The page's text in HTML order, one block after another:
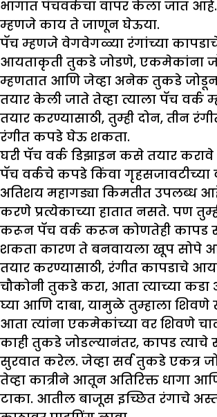
भागात पॅचवर्कचा वापर केला जात
म्हणजे काय ते जाणून घेऊया.
पॅच म्हणजे वेगवेगळ्या रंगांच्या
आयताकृती तुकडे जोडणे, एकमेकांना
म्हणतात आणि जेव्हा अनेक तुकडे जोडून
तयार केली जाते तेव्हा त्याला पॅच वर्क
तयार करण्यासाठी, तुम्ही दोन, तीन
रंगीत कपडे घेऊ शकता.
घरी पॅच वर्क डिझाइन कसे तयार करावे
पॅच वर्कचे कपडे किंवा गृहसजावटीच्या
अतिशय महागड्या किमतीत उपलब्ध
करणे प्रत्येकाच्या हातात नसते. पण
करून पॅच वर्क करून कोणतेही कापड
शकता कारण ते बनवायला खूप सोपे
तयार करण्यासाठी, रंगीत कापडाचे
चौकोनी तुकडे करा, आता त्याच्या कडा
घ्या आणि दाबा, यामुळे तुम्हाला
आता त्यांना एकमेकांच्या वर शिवणे
काही तुकडे जोडल्यानंतर, कापड त्याचे
सुरवात करेल. जेव्हा सर्व तुकडे एकत्र
तेव्हा कात्रीने आतून अतिरिक्त धागा
टाका. आतील बाजूस इच्छित रंगाचे